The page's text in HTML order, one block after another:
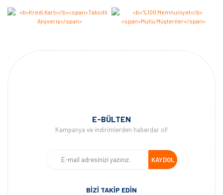
E-BÜLTEN
Kampanya ve indirimlerden haberdar ol!
KAYDOL
BİZİ TAKİP EDİN